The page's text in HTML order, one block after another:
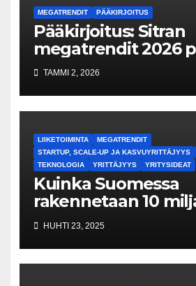
MEGATRENDIT PÄÄKIRJOITUS
Pääkirjoitus: Sitran
megatrendit 2026
karun totuuden –
vanhainkoti, joka
tuontivoimalla ja
TAMMI 2, 2026
LIIKETOIMINTA
MEGATRENDIT
STARTUP, SCALE-UP JA KASVUYRITTÄJYYS
TEKNOLOGIA
YRITTÄJYYS YRITYSIDEAT
Kuinka Suomessa
rakennetaan 10
arvoisia yrityksiä? 10
yritysidean lista 10
HUHTI 23, 2025